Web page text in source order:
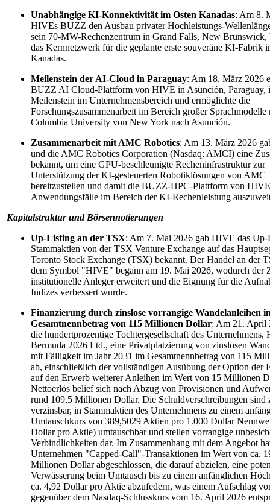
Unabhängige KI-Konnektivität im Osten Kanadas: Am 8.
HIVEs BUZZ den Ausbau privater Hochleistungs-
sein 70-MW-Rechenzentrum in Grand Falls, New Brunswick,
das Kernnetzwerk für die geplante erste souveräne KI-Fabrik
Kanadas.
Meilenstein der AI-Cloud in Paraguay: Am 18. März 2026
BUZZ AI Cloud-Plattform von HIVE in Asunción, Paraguay,
Meilenstein im Unternehmensbereich und ermöglichte die
Forschungszusammenarbeit im Bereich großer Sprachmodelle
Columbia University von New York nach Asunción.
Zusammenarbeit mit AMC Robotics: Am 13. März 2026
und die AMC Robotics Corporation (Nasdaq: AMCI) eine
bekannt, um eine GPU-beschleunigte Recheninfrastruktur zur
Unterstützung der KI-gesteuerten Robotiklösungen von AMC
bereitzustellen und damit die BUZZ-HPC-Plattform von
Anwendungsfälle im Bereich der KI-Rechenleistung
Kapitalstruktur und Börsennotierungen
Up-Listing an der TSX: Am 7. Mai 2026 gab HIVE das Up-
Stammaktien von der TSX Venture Exchange auf das
Toronto Stock Exchange (TSX) bekannt. Der Handel an der
dem Symbol "HIVE" begann am 19. Mai 2026, wodurch der
institutionelle Anleger erweitert und die Eignung für die
Indizes verbessert wurde.
Finanzierung durch zinslose vorrangige Wandelanleihen
Gesamtnennbetrag von 115 Millionen Dollar: Am 21. April
die hundertprozentige Tochtergesellschaft des Unternehmens,
Bermuda 2026 Ltd., eine Privatplatzierung von zinslosen
mit Fälligkeit im Jahr 2031 im Gesamtnennbetrag von 115
ab, einschließlich der vollständigen Ausübung der Option der
auf den Erwerb weiterer Anleihen im Wert von 15 Millionen
Nettoerlös belief sich nach Abzug von Provisionen und
rund 109,5 Millionen Dollar. Die Schuldverschreibungen sind
verzinsbar, in Stammaktien des Unternehmens zu einem
Umtauschkurs von 389,5029 Aktien pro 1.000 Dollar
Dollar pro Aktie) umtauschbar und stellen vorrangige
Verbindlichkeiten dar. Im Zusammenhang mit dem Angebot
Unternehmen "Capped-Call"-Transaktionen im Wert von ca.
Millionen Dollar abgeschlossen, die darauf abzielen, eine
Verwässerung beim Umtausch bis zu einem anfänglichen
ca. 4,92 Dollar pro Aktie abzufedern, was einem Aufschlag
gegenüber dem Nasdaq-Schlusskurs vom 16. April 2026